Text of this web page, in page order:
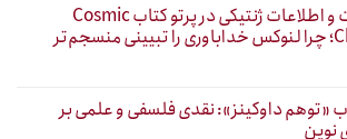
منشأ حیات و اطلاعات ژنتیکی در پرتو کتاب Cosmic
Chemistry؛ چرا لنوکس خداباوری را تبیینی منسجم‌تر
«توهم داوکینز»: نقدی فلسفی و علمی بر
نوین